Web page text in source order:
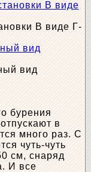
В виде Г-
вид
бурения
в
много раз. С
чуть-чуть
см, снаряд
И все